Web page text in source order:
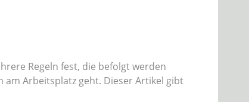
Regeln fest, die befolgt werden
am Arbeitsplatz geht. Dieser Artikel gibt